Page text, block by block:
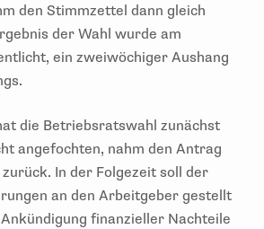
den Stimmzettel dann gleich
der Wahl wurde am
ein zweiwöchiger Aushang
die Betriebsratswahl zunächst
angefochten, nahm den Antrag
In der Folgezeit soll der
an den Arbeitgeber gestellt
finanzieller Nachteile